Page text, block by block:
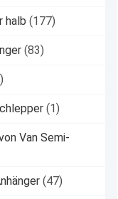
halb (177)
(83)
(1)
Van Semi-
(47)